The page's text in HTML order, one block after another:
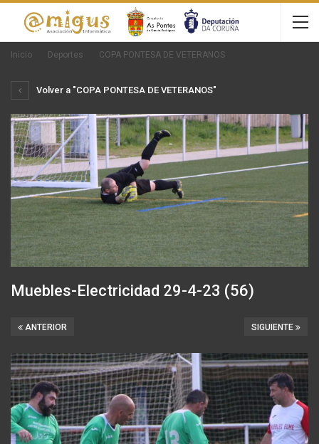
Inicio Deportes COPA PONTESA DE VETERANOS
Volver a "COPA PONTESA DE VETERANOS"
Muebles-Electricidad 29-4-23 (56)
SIGUIENTE
ANTERIOR